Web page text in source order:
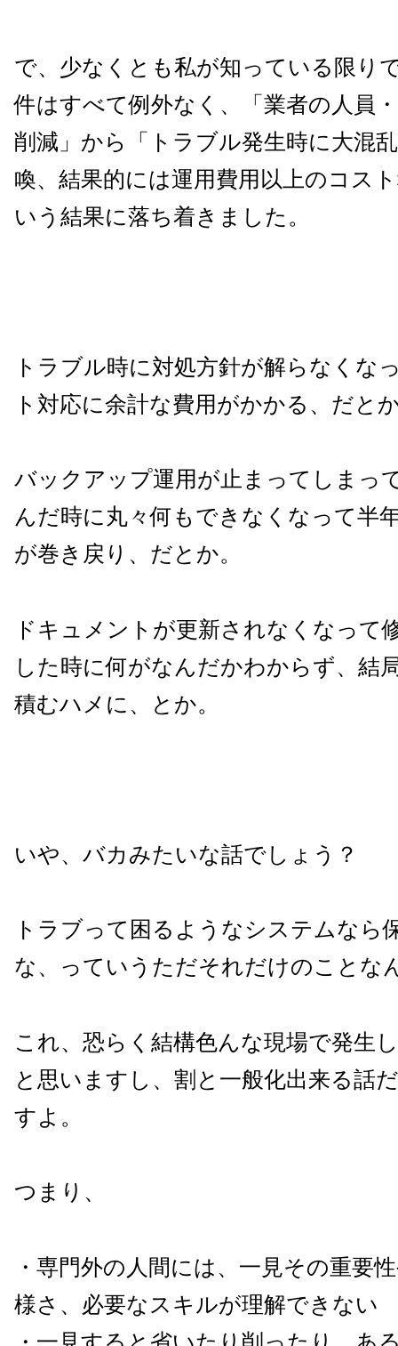
で、少なくとも私が知っている限り
件はすべて例外なく、「業者の人員
削減」から「トラブル発生時に大混
喚、結果的には運用費用以上のコス
いう結果に落ち着きました。
トラブル時に対処方針が解らなくな
ト対応に余計な費用がかかる、だと
バックアップ運用が止まってしまっ
んだ時に丸々何もできなくなって半
が巻き戻り、だとか。
ドキュメントが更新されなくなって
した時に何がなんだかわからず、結
積むハメに、とか。
いや、バカみたいな話でしょう？
トラブって困るようなシステムなら
な、っていうただそれだけのことな
これ、恐らく結構色んな現場で発生
と思いますし、割と一般化出来る話
すよ。
つまり、
・専門外の人間には、一見その重要
様さ、必要なスキルが理解できない